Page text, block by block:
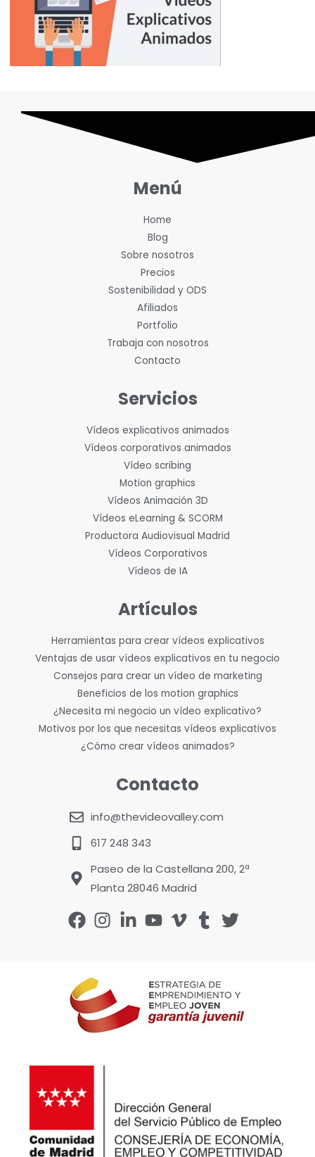
Menú
Home
Blog
Sobre nosotros
Precios
Sostenibilidad y ODS
Afiliados
Portfolio
Trabaja con nosotros
Contacto
Servicios
Vídeos explicativos animados
Vídeos corporativos animados
Vídeo scribing
Motion graphics
Vídeos Animación 3D
Vídeos eLearning & SCORM
Productora Audiovisual Madrid
Vídeos Corporativos
Vídeos de IA
Artículos
Herramientas para crear vídeos explicativos
Ventajas de usar vídeos explicativos en tu negocio
Consejos para crear un vídeo de marketing
Beneficios de los motion graphics
¿Necesita mi negocio un vídeo explicativo?
Motivos por los que necesitas vídeos explicativos
¿Cómo crear vídeos animados?
Contacto
info@thevideovalley.com
617 248 343
Paseo de la Castellana 200, 2ª
Planta 28046 Madrid